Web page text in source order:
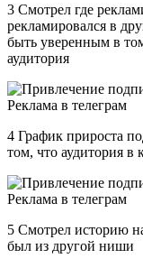
3 Смотрел где
рекламировался в
быть уверенным в
аудитория
4 График прироста
том, что аудитория
5 Смотрел историю
был из другой ниши